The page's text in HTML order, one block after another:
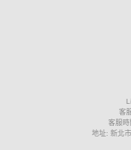
客
客服
地址: 新北